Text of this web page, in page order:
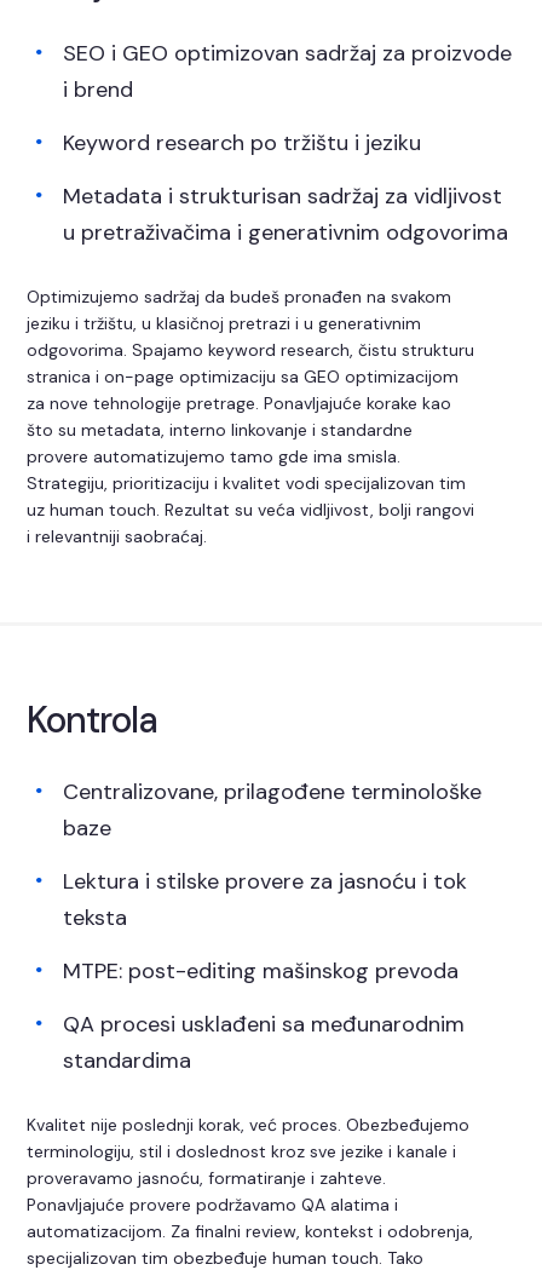
SEO i GEO optimizovan sadržaj za proizvode
i brend
Keyword research po tržištu i jeziku
Metadata i strukturisan sadržaj za vidljivost
u pretraživačima i generativnim odgovorima
Optimizujemo sadržaj da budeš pronađen na svakom
jeziku i tržištu, u klasičnoj pretrazi i u generativnim
odgovorima. Spajamo keyword research, čistu strukturu
stranica i on-page optimizaciju sa GEO optimizacijom
za nove tehnologije pretrage. Ponavljajuće korake kao
što su metadata, interno linkovanje i standardne
provere automatizujemo tamo gde ima smisla.
Strategiju, prioritizaciju i kvalitet vodi specijalizovan tim
uz human touch. Rezultat su veća vidljivost, bolji rangovi
i relevantniji saobraćaj.
Kontrola
Centralizovane, prilagođene terminološke
baze
Lektura i stilske provere za jasnoću i tok
teksta
MTPE: post-editing mašinskog prevoda
QA procesi usklađeni sa međunarodnim
standardima
Kvalitet nije poslednji korak, već proces. Obezbeđujemo
terminologiju, stil i doslednost kroz sve jezike i kanale i
proveravamo jasnoću, formatiranje i zahteve.
Ponavljajuće provere podržavamo QA alatima i
automatizacijom. Za finalni review, kontekst i odobrenja,
specijalizovan tim obezbeđuje human touch. Tako